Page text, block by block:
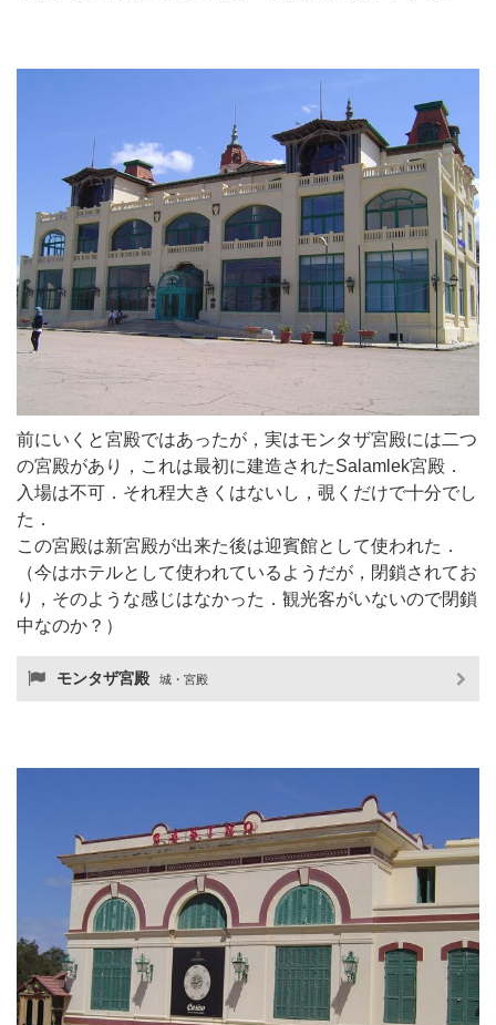
前にいくと宮殿ではあったが，実はモンタザ宮殿には二つ
の宮殿があり，これは最初に建造されたSalamlek宮殿．
入場は不可．それ程大きくはないし，覗くだけで十分でし
た．
この宮殿は新宮殿が出来た後は迎賓館として使われた．
（今はホテルとして使われているようだが，閉鎖されてお
り，そのような感じはなかった．観光客がいないので閉鎖
中なのか？）
モンタザ宮殿 城・宮殿